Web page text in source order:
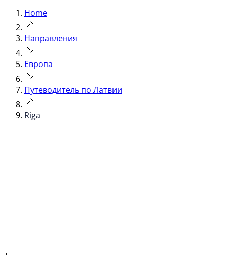
Home
Направления
Европа
Путеводитель по Латвии
Riga